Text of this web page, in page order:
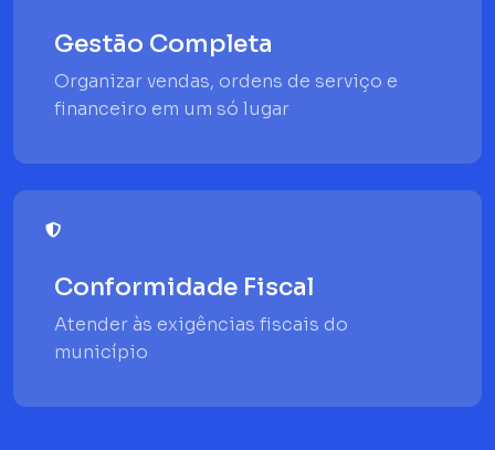
Gestão Completa
Organizar vendas, ordens de serviço e
financeiro em um só lugar
Conformidade Fiscal
Atender às exigências fiscais do
município